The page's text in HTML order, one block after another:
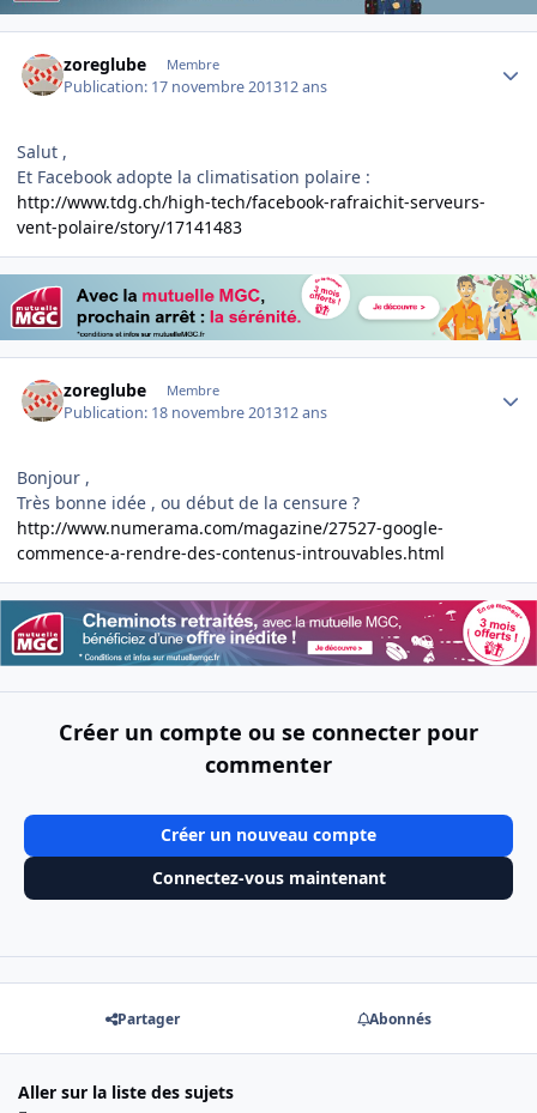
zoreglube Membre
Publication: 17 novembre 201312 ans
Salut ,
Et Facebook adopte la climatisation polaire :
http://www.tdg.ch/high-tech/facebook-rafraichit-serveurs-
vent-polaire/story/17141483
zoreglube Membre
Publication: 18 novembre 201312 ans
Bonjour ,
Très bonne idée , ou début de la censure ?
http://www.numerama.com/magazine/27527-google-
commence-a-rendre-des-contenus-introuvables.html
Créer un compte ou se connecter pour
commenter
Créer un nouveau compte
Connectez-vous maintenant
Partager Abonnés
Aller sur la liste des sujets